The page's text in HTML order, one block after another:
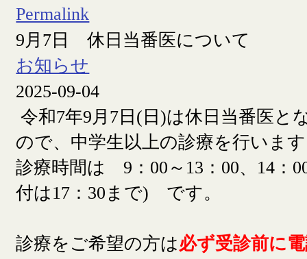
Permalink
9月7日 休日当番医について
お知らせ
2025-09-04
令和7年9月7日(日)は休日当番医と
ので、中学生以上の診療を行います
診療時間は 9：00～13：00、14：
付は17：30まで) です。
診療をご希望の方は必ず受診前に